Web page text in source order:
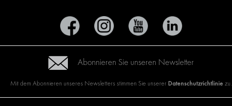
Abonnieren Sie unseren Newsletter
Mit dem Abonnieren unseres Newsletters stimmen Sie unserer Datenschutzrichtlinie zu.